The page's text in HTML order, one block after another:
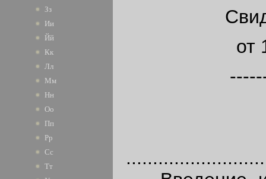
Зз
Ии
Йй
Кк
Лл
Мм
Нн
Оо
Пп
Рр
Сс
Тт
от